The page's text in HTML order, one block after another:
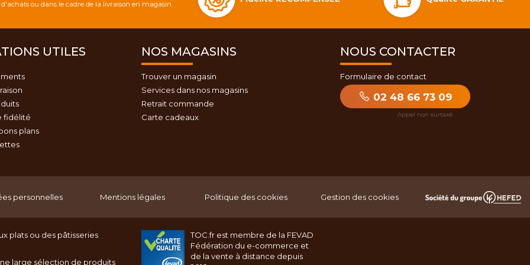
ou dans le cadre de la livraison en magasin
UTILES
fidélité
plans
NOS MAGASINS
Trouver un magasin
Services dans nos magasins
Retrait commande
Carte cadeaux
NOUS CONTACTER
Formulaire de contact
02 48 66 73 09
personnelles Mentions légales Politique des cookies Gestion des cookies
plats ou des pâtisseries
large sélection de produits
TOC.fr est membre de la FEVAD
Fédération du e-commerce et
de la vente à distance depuis